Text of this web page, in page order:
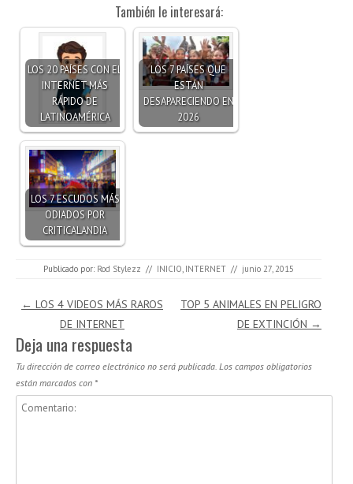
También le interesará:
LOS 20 PAÍSES CON EL
INTERNET MÁS
RÁPIDO DE
LATINOAMÉRICA
LOS 7 PAÍSES QUE
ESTÁN
DESAPARECIENDO EN
2026
LOS 7 ESCUDOS MÁS
ODIADOS POR
CRITICALANDIA
Publicado por: Rod Stylezz // INICIO INTERNET // junio 27, 2015
Navegación de entradas
← LOS 4 VIDEOS MÁS RAROS
DE INTERNET
TOP 5 ANIMALES EN PELIGRO
DE EXTINCIÓN →
Deja una respuesta
Tu dirección de correo electrónico no será publicada. Los campos obligatorios
están marcados con *